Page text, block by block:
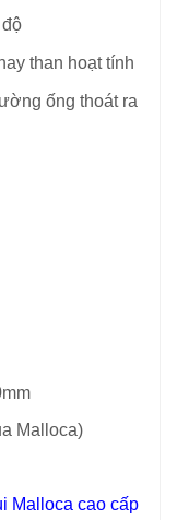
than hoạt tính
ống thoát ra
Malloca)
Malloca cao cấp